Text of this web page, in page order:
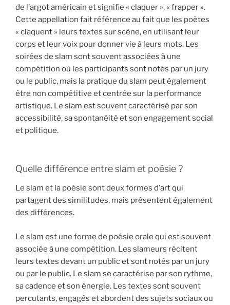
de l’argot américain et signifie « claquer », « frapper ».
Cette appellation fait référence au fait que les poètes
« claquent » leurs textes sur scène, en utilisant leur
corps et leur voix pour donner vie à leurs mots. Les
soirées de slam sont souvent associées à une
compétition où les participants sont notés par un jury
ou le public, mais la pratique du slam peut également
être non compétitive et centrée sur la performance
artistique. Le slam est souvent caractérisé par son
accessibilité, sa spontanéité et son engagement social
et politique.
Quelle différence entre slam et poésie ?
Le slam et la poésie sont deux formes d’art qui
partagent des similitudes, mais présentent également
des différences.
Le slam est une forme de poésie orale qui est souvent
associée à une compétition. Les slameurs récitent
leurs textes devant un public et sont notés par un jury
ou par le public. Le slam se caractérise par son rythme,
sa cadence et son énergie. Les textes sont souvent
percutants, engagés et abordent des sujets sociaux ou